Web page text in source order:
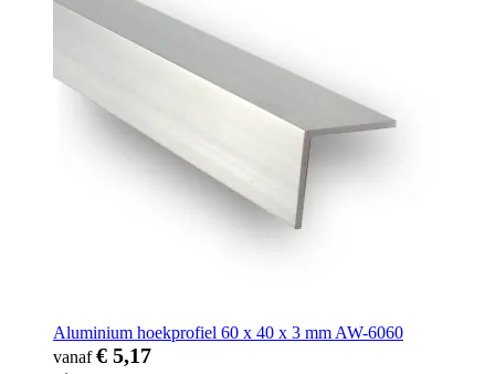
Aluminium hoekprofiel 60 x 40 x 3 mm AW-6060
vanaf€ 5,17